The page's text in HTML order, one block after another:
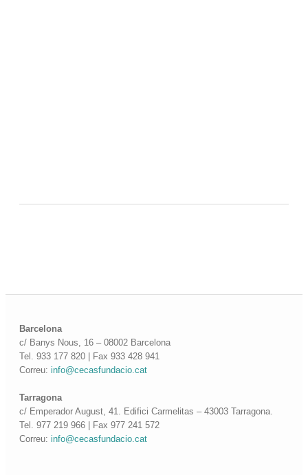
Barcelona
c/ Banys Nous, 16 – 08002 Barcelona
Tel. 933 177 820 | Fax 933 428 941
Correu:info@cecasfundacio.cat
Tarragona
c/ Emperador August, 41. Edifici Carmelitas – 43003 Tarragona.
Tel. 977 219 966 | Fax 977 241 572
Correu:info@cecasfundacio.cat